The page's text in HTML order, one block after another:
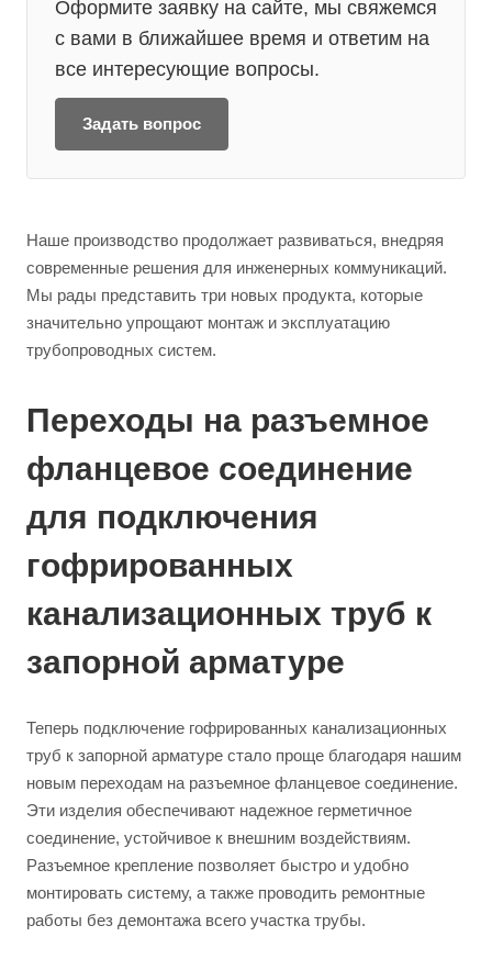
Оформите заявку на сайте, мы свяжемся
с вами в ближайшее время и ответим на
все интересующие вопросы.
Задать вопрос
Наше производство продолжает развиваться, внедряя
современные решения для инженерных коммуникаций.
Мы рады представить три новых продукта, которые
значительно упрощают монтаж и эксплуатацию
трубопроводных систем.
Переходы на разъемное
фланцевое соединение
для подключения
гофрированных
канализационных труб к
запорной арматуре
Теперь подключение гофрированных канализационных
труб к запорной арматуре стало проще благодаря нашим
новым переходам на разъемное фланцевое соединение.
Эти изделия обеспечивают надежное герметичное
соединение, устойчивое к внешним воздействиям.
Разъемное крепление позволяет быстро и удобно
монтировать систему, а также проводить ремонтные
работы без демонтажа всего участка трубы.